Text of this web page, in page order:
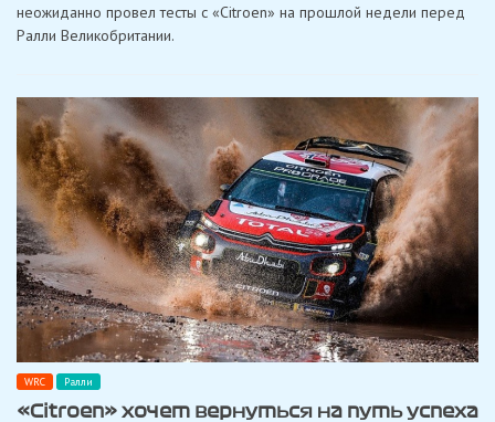
тестах
«Citroen»
неожиданно провел тесты с «Citroen» на прошлой недели перед
Ралли Великобритании.
WRC Ралли
«Citroen» хочет вернуться на путь успеха